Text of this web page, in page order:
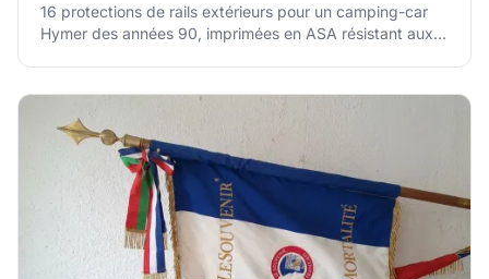
16 protections de rails extérieurs pour un camping-car
Hymer des années 90, imprimées en ASA résistant aux